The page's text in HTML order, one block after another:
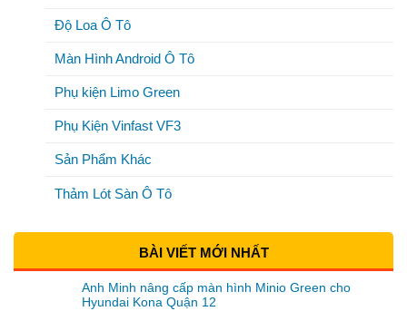
Độ Loa Ô Tô
Màn Hình Android Ô Tô
Phụ kiện Limo Green
Phụ Kiện Vinfast VF3
Sản Phẩm Khác
Thảm Lót Sàn Ô Tô
BÀI VIẾT MỚI NHẤT
Anh Minh nâng cấp màn hình Minio Green cho
Hyundai Kona Quận 12